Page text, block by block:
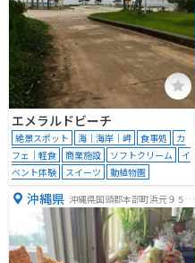
エメラルドビーチ
絶景スポット 海｜海岸｜岬 食事処
カ
フェ｜軽食
商業施設 ソフトクリーム
イ
ベント体験
スイーツ 動植物園
沖縄県 沖縄県国頭郡本部町浜元９５０
−１